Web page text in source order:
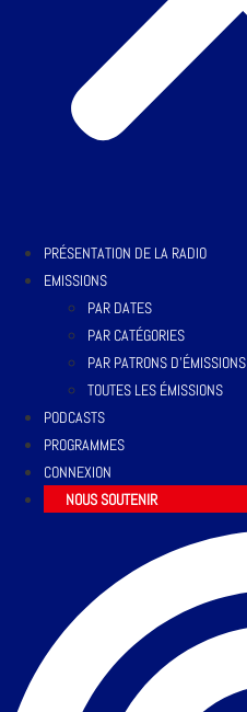
PRÉSENTATION DE LA RADIO
EMISSIONS
PAR DATES
PAR CATÉGORIES
PAR PATRONS D’ÉMISSIONS
TOUTES LES ÉMISSIONS
PODCASTS
PROGRAMMES
CONNEXION
NOUS SOUTENIR